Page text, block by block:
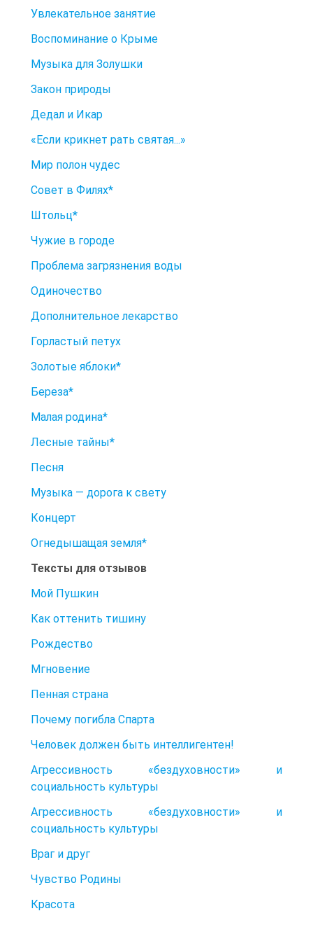
Увлекательное занятие
Воспоминание о Крыме
Музыка для Золушки
Закон природы
Дедал и Икар
«Если крикнет рать святая...»
Мир полон чудес
Совет в Филях*
Штольц*
Чужие в городе
Проблема загрязнения воды
Одиночество
Дополнительное лекарство
Горластый петух
Золотые яблоки*
Береза*
Малая родина*
Лесные тайны*
Песня
Музыка — дорога к свету
Концерт
Огнедышащая земля*
Тексты для отзывов
Мой Пушкин
Как оттенить тишину
Рождество
Мгновение
Пенная страна
Почему погибла Спарта
Человек должен быть интеллигентен!
Агрессивность «бездуховности» и
социальность культуры
Агрессивность «бездуховности» и
социальность культуры
Враг и друг
Чувство Родины
Красота